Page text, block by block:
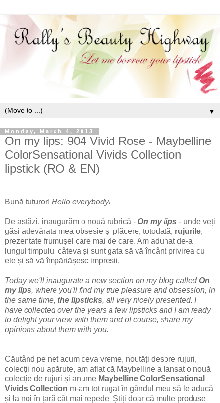
▼
Monday, March 4, 2013
On my lips: 904 Vivid Rose - Maybelline
ColorSensational Vivids Collection
lipstick (RO & EN)
Bună tuturor! Hello everybody!
De astăzi, inaugurăm o nouă rubrică - On my lips - unde veți
găsi adevărata mea obsesie și plăcere, totodată, rujurile,
prezentate frumușel care mai de care. Am adunat de-a
lungul timpului câteva și sunt gata să vă încânt privirea cu
ele și să vă împărtășesc impresii.
Today we'll inaugurate a new section on my blog calledOn
my lips, where you'll find my true pleasure and obsession, in
the same time, the lipsticks, all very nicely presented. I
have collected over the years a few lipsticks and I am ready
to delight your view with them and of course, share my
opinions about them with you.
Căutând pe net acum ceva vreme, noutăți despre rujuri,
colecții nou apărute, am aflat că Maybelline a lansat o nouă
colecție de rujuri și anume Maybelline ColorSensational
Vivids Collection m-am tot rugat în gândul meu să le aducă
și la noi în țară cât mai repede. Știți doar că multe produse